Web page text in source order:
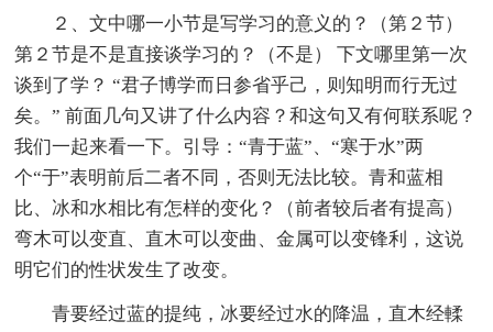
２、文中哪一小节是写学习的意义的？（第２节）
第２节是不是直接谈学习的？（不是） 下文哪里第一次
谈到了学？ “君子博学而日参省乎己，则知明而行无过
矣。” 前面几句又讲了什么内容？和这句又有何联系呢？
我们一起来看一下。引导：“青于蓝”、“寒于水”两
个“于”表明前后二者不同，否则无法比较。青和蓝相
比、冰和水相比有怎样的变化？（前者较后者有提高）
弯木可以变直、直木可以变曲、金属可以变锋利，这说
明它们的性状发生了改变。
青要经过蓝的提纯，冰要经过水的降温，直木经輮